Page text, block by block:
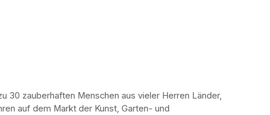
30 zauberhaften Menschen aus vieler Herren Länder,
auf dem Markt der Kunst, Garten- und